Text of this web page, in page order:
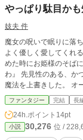
やっぱり駄目か
妓夫 件
魔女の呪いで眠りに落
よく優しく愛してくれ
めた時にお姫様のそば
わ』 先見性のある、か
魔法を上書きした。 オ
軽いものは☆、ガッツ
ファンタジー 完結 長
24h.ポイント 14pt
小説 30,276 位 /